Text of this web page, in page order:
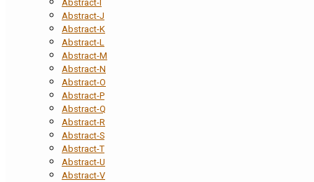
Abstract-I
Abstract-J
Abstract-K
Abstract-L
Abstract-M
Abstract-N
Abstract-O
Abstract-P
Abstract-Q
Abstract-R
Abstract-S
Abstract-T
Abstract-U
Abstract-V